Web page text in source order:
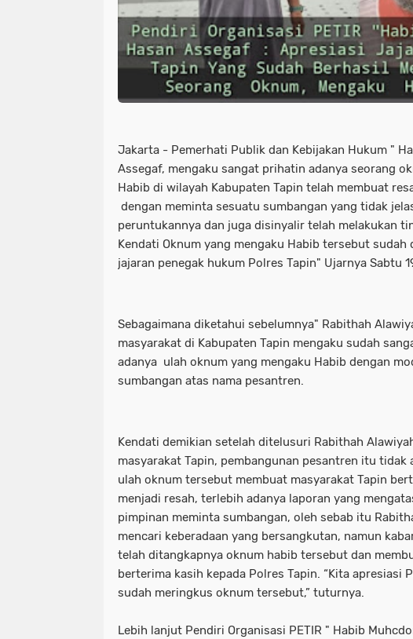
Jakarta - Pemerhati Publik dan Kebijakan Hukum "
Assegaf, mengaku sangat prihatin adanya seorang
Habib di wilayah Kabupaten Tapin telah membuat
dengan meminta sesuatu sumbangan yang tidak
peruntukannya dan juga disinyalir telah melakukan
Kendati Oknum yang mengaku Habib tersebut sudah
jajaran penegak hukum Polres Tapin" Ujarnya Sabtu
Sebagaimana diketahui sebelumnya" Rabithah
masyarakat di Kabupaten Tapin mengaku sudah
adanya ulah oknum yang mengaku Habib dengan
sumbangan atas nama pesantren.
Kendati demikian setelah ditelusuri Rabithah
masyarakat Tapin, pembangunan pesantren itu tidak
ulah oknum tersebut membuat masyarakat Tapin
menjadi resah, terlebih adanya laporan yang
pimpinan meminta sumbangan, oleh sebab itu
mencari keberadaan yang bersangkutan, namun
telah ditangkapnya oknum habib tersebut dan
berterima kasih kepada Polres Tapin. “Kita apresiasi
sudah meringkus oknum tersebut,” tuturnya.
Lebih lanjut Pendiri Organisasi PETIR " Habib